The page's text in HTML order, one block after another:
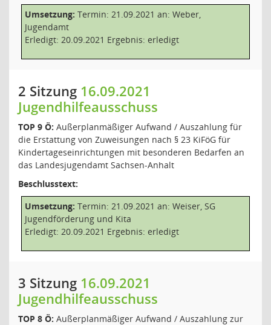
Umsetzung: Termin: 21.09.2021 an: Weber,
Jugendamt
Erledigt: 20.09.2021 Ergebnis: erledigt
2 Sitzung 16.09.2021
Jugendhilfeausschuss
TOP 9 Ö: Außerplanmäßiger Aufwand / Auszahlung für
die Erstattung von Zuweisungen nach § 23 KiFöG für
Kindertageseinrichtungen mit besonderen Bedarfen an
das Landesjugendamt Sachsen-Anhalt
Beschlusstext:
Umsetzung: Termin: 21.09.2021 an: Weiser, SG
Jugendförderung und Kita
Erledigt: 20.09.2021 Ergebnis: erledigt
3 Sitzung 16.09.2021
Jugendhilfeausschuss
TOP 8 Ö: Außerplanmäßiger Aufwand / Auszahlung zur